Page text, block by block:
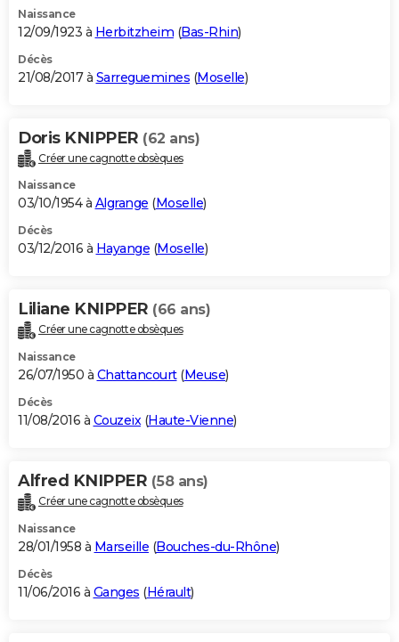
Naissance
12/09/1923 à Herbitzheim (Bas-Rhin)
Décès
21/08/2017 à Sarreguemines (Moselle)
Doris KNIPPER (62 ans)
Créer une cagnotte obsèques
Naissance
03/10/1954 à Algrange (Moselle)
Décès
03/12/2016 à Hayange (Moselle)
Liliane KNIPPER (66 ans)
Créer une cagnotte obsèques
Naissance
26/07/1950 à Chattancourt(Meuse)
Décès
11/08/2016 à Couzeix(Haute-Vienne)
Alfred KNIPPER (58 ans)
Créer une cagnotte obsèques
Naissance
28/01/1958 à Marseille (Bouches-du-Rhône)
Décès
11/06/2016 à Ganges (Hérault)